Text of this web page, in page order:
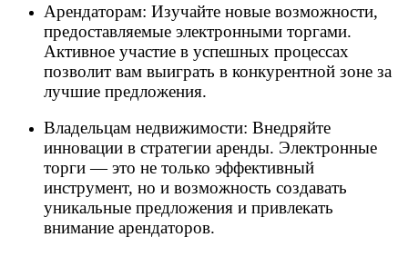
Арендаторам: Изучайте новые возможности,
предоставляемые электронными торгами.
Активное участие в успешных процессах
позволит вам выиграть в конкурентной зоне за
лучшие предложения.
Владельцам недвижимости: Внедряйте
инновации в стратегии аренды. Электронные
торги — это не только эффективный
инструмент, но и возможность создавать
уникальные предложения и привлекать
внимание арендаторов.